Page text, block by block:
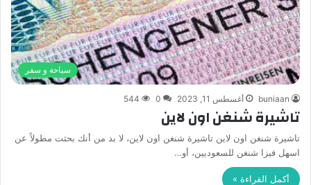
سياحة و سفر
buniaan أغسطس 11, 2023 0
544
تاشيرة شنغن اون لاين
تاشيرة شنغن اون لاين تاشيرة شنغن اون لاين، لا بد من أنك بحثت مطولاً عن
اسهل فيزا شنغن للسعوديين، أو…
أكمل القراءة »